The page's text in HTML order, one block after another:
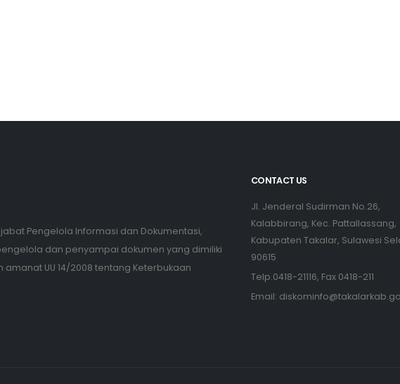
Pengelola Informasi dan Dokumentasi,
dan penyampai dokumen yang dimiliki
UU 14/2008 tentang Keterbukaan
CONTACT US
Jl. Jenderal Sudirman No.26,
Kalabbirang, Kec. Pattallassang,
Kabupaten Takalar, Sulawesi
90615
Telp.0418-21116, Fax 0418-211
Email: